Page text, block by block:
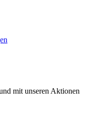
mit unseren Aktionen